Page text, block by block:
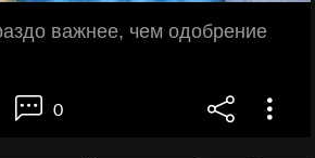
важнее, чем одобрение
0